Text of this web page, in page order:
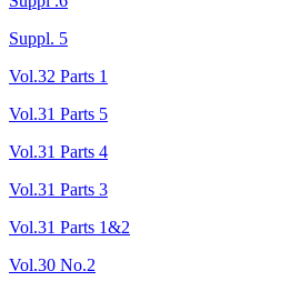
Suppl. 5
Vol.32 Parts 1
Vol.31 Parts 5
Vol.31 Parts 4
Vol.31 Parts 3
Vol.31 Parts 1&2
Vol.30 No.2